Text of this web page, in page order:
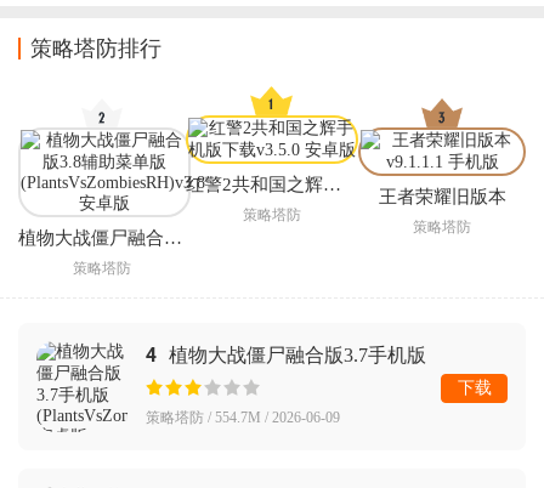
策略塔防排行
植物大战僵尸融合版3.8辅助菜单版(PlantsVsZombiesRH)
策略塔防
红警2共和国之辉手机版下载
策略塔防
王者荣耀旧版本
策略塔防
4 植物大战僵尸融合版3.7手机版
(PlantsVsZombiesRH)
策略塔防 / 554.7M / 2026-06-09
下载